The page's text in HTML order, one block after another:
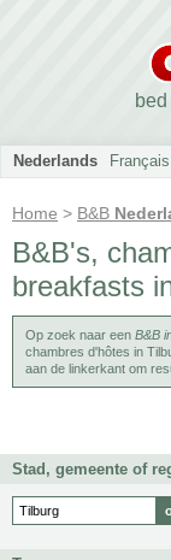
Nederlands Français
Home > B&B
B&B's,
breakfasts
Op zoek naar een B&B
chambres d'hôtes in
aan de linkerkant om
Stad, gemeente of